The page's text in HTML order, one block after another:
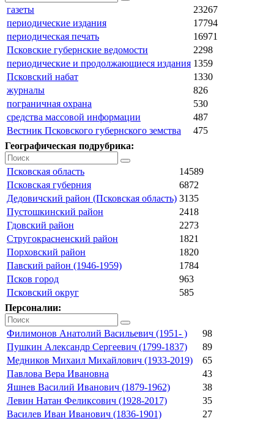
газеты
23267
периодические издания
17794
периодическая печать
16971
Псковские губернские ведомости
2298
периодические и продолжающиеся издания 1359
Псковский набат
1330
журналы
826
пограничная охрана
530
средства массовой информации
487
Вестник Псковского губернского земства
475
Географическая подрубрика:
Псковская область
14589
Псковская губерния
6872
Дедовичский район (Псковская область) 3135
Пустошкинский район
2418
Гдовский район
2273
Стругокрасненский район
1821
Порховский район
1820
Павский район (1946-1959)
1784
Псков город
963
Псковский округ
585
Персоналии:
Филимонов Анатолий Васильевич (1951- )
98
Пушкин Александр Сергеевич (1799-1837)
89
Медников Михаил Михайлович (1933-2019)
65
Павлова Вера Ивановна
43
Яшнев Василий Иванович (1879-1962)
38
Левин Натан Феликсович (1928-2017)
35
Василев Иван Иванович (1836-1901)
27